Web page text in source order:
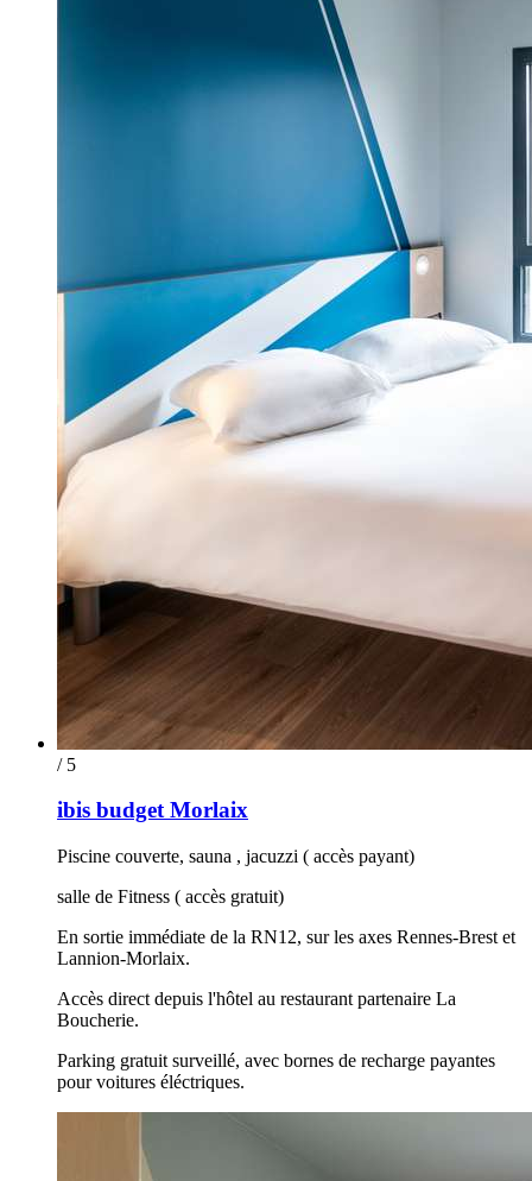
/ 5
ibis budget Morlaix
Piscine couverte, sauna , jacuzzi ( accès payant)
salle de Fitness ( accès gratuit)
En sortie immédiate de la RN12, sur les axes Rennes-Brest et
Lannion-Morlaix.
Accès direct depuis l'hôtel au restaurant partenaire La
Boucherie.
Parking gratuit surveillé, avec bornes de recharge payantes
pour voitures éléctriques.